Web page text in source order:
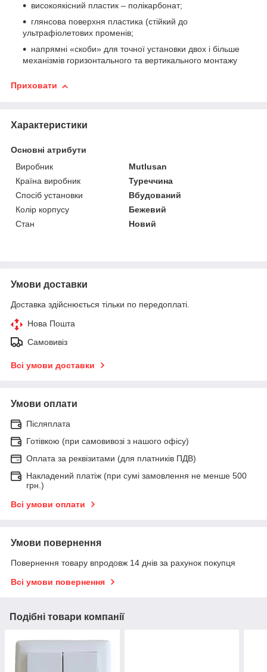
високоякісний пластик – полікарбонат;
глянсова поверхня пластика (стійкий до
ультрафіолетових променів;
напрямні «скоби» для точної установки двох і більше
механізмів горизонтального та вертикального монтажу
Приховати
Характеристики
Основні атрибути
Виробник
Mutlusan
Країна виробник
Туреччина
Спосіб установки
Вбудований
Колір корпусу
Бежевий
Стан
Новий
Умови доставки
Доставка здійснюється тільки по передоплаті.
Нова Пошта
Самовивіз
Всі умови доставки
Умови оплати
Післяплата
Готівкою (при самовивозі з нашого офісу)
Оплата за реквізитами (для платників ПДВ)
Накладений платіж (при сумі замовлення не менше 500
грн.)
Всі умови оплати
Умови повернення
Повернення товару впродовж 14 днів за рахунок покупця
Всі умови повернення
Подібні товари компанії